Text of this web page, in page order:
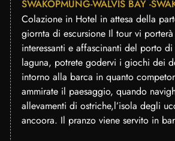
SWAKOPMUNG-WALVIS BAY -
Colazione in Hotel in attesa della
giornta di escursione Il tour vi
interessanti e affascinanti del porto
laguna, potrete godervi i giochi dei
intorno alla barca in quanto
ammirate il paesaggio, quando
allevamenti di ostriche,l’isola degli
ancoora. Il pranzo viene servito in